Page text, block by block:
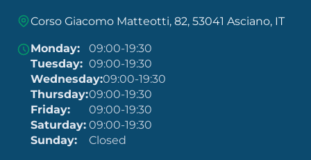
Corso Giacomo Matteotti, 82, 53041 Asciano, IT
Monday:
09:00-19:30
Tuesday: 09:00-19:30
Wednesday:09:00-19:30
Thursday:09:00-19:30
Friday:
09:00-19:30
Saturday: 09:00-19:30
Sunday:
Closed